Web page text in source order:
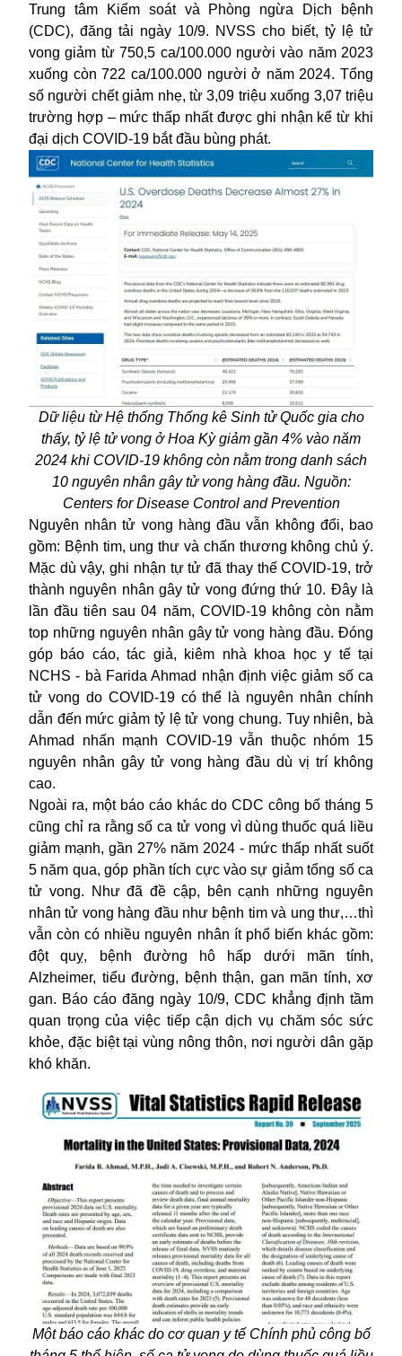
Trung tâm Kiểm soát và Phòng ngừa Dịch bệnh
(CDC), đăng tải ngày 10/9. NVSS cho biết, tỷ lệ tử
vong giảm từ 750,5 ca/100.000 người vào năm 2023
xuống còn 722 ca/100.000 người ở năm 2024. Tổng
số người chết giảm nhẹ, từ 3,09 triệu xuống 3,07 triệu
trường hợp – mức thấp nhất được ghi nhận kể từ khi
đại dịch COVID-19 bắt đầu bùng phát.
Dữ liệu từ Hệ thống Thống kê Sinh tử Quốc gia cho
thấy, tỷ lệ tử vong ở Hoa Kỳ giảm gần 4% vào năm
2024 khi COVID-19 không còn nằm trong danh sách
10 nguyên nhân gây tử vong hàng đầu. Nguồn:
Centers for Disease Control and Prevention
Nguyên nhân tử vong hàng đầu vẫn không đổi, bao
gồm: Bệnh tim, ung thư và chấn thương không chủ ý.
Mặc dù vậy, ghi nhận tự tử đã thay thếCOVID-19, trở
thành nguyên nhân gây tử vong đứng thứ 10. Đây là
lần đầu tiên sau 04 năm, COVID-19 không còn nằm
top những nguyên nhân gây tử vong hàng đầu. Đóng
góp báo cáo, tác giả, kiêm nhà khoa học y tế tại
NCHS - bà Farida Ahmad nhận định việc giảm số ca
tử vong do COVID-19 có thể là nguyên nhân chính
dẫn đến mức giảm tỷ lệ tử vong chung. Tuy nhiên, bà
Ahmad nhấn mạnh COVID-19 vẫn thuộc nhóm 15
nguyên nhân gây tử vong hàng đầu dù vị trí không
cao.
Ngoài ra, một báo cáo khác do CDC công bố tháng 5
cũng chỉ ra rằng số ca tử vong vì dùng thuốc quá liều
giảm mạnh, gần 27% năm 2024 - mức thấp nhất suốt
5 năm qua, góp phần tích cực vào sự giảm tổng số ca
tử vong. Như đã đề cập, bên cạnh những nguyên
nhân tử vong hàng đầu như bệnh tim và ung thư,…thì
vẫn còn có nhiều nguyên nhân ít phổ biến khác gồm:
đột quỵ, bệnh đường hô hấp dưới mãn tính,
Alzheimer, tiểu đường, bệnh thận, gan mãn tính, xơ
gan. Báo cáo đăng ngày 10/9, CDC khẳng định tầm
quan trọng của việc tiếp cận dịch vụ chăm sóc sức
khỏe, đặc biệt tại vùng nông thôn, nơi người dân gặp
khó khăn.
Một báo cáo khác do cơ quan y tế Chính phủ công bố